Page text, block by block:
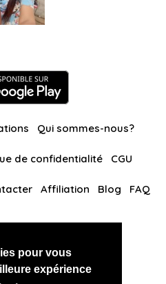
pour vous
expérience
Qui sommes-nous?
de confidentialité CGU
Affiliation Blog FAQ
RussianKisses